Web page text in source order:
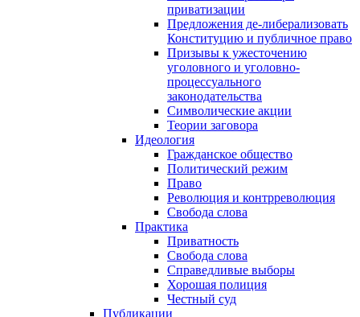
приватизации
Предложения де-либерализовать
Конституцию и публичное право
Призывы к ужесточению
уголовного и уголовно-
процессуального
законодательства
Символические акции
Теории заговора
Идеология
Гражданское общество
Политический режим
Право
Революция и контрреволюция
Свобода слова
Практика
Приватность
Свобода слова
Справедливые выборы
Хорошая полиция
Честный суд
Публикации